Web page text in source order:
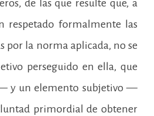
de las que resulte que, a
respetado formalmente las
por la norma aplicada, no se
perseguido en ella, que
y un elemento subjetivo —
primordial de obtener